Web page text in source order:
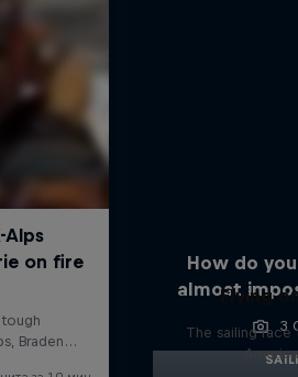
How do
almost
3
Flying
The sailing